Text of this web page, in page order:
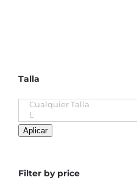
Talla
Aplicar
Filter by price